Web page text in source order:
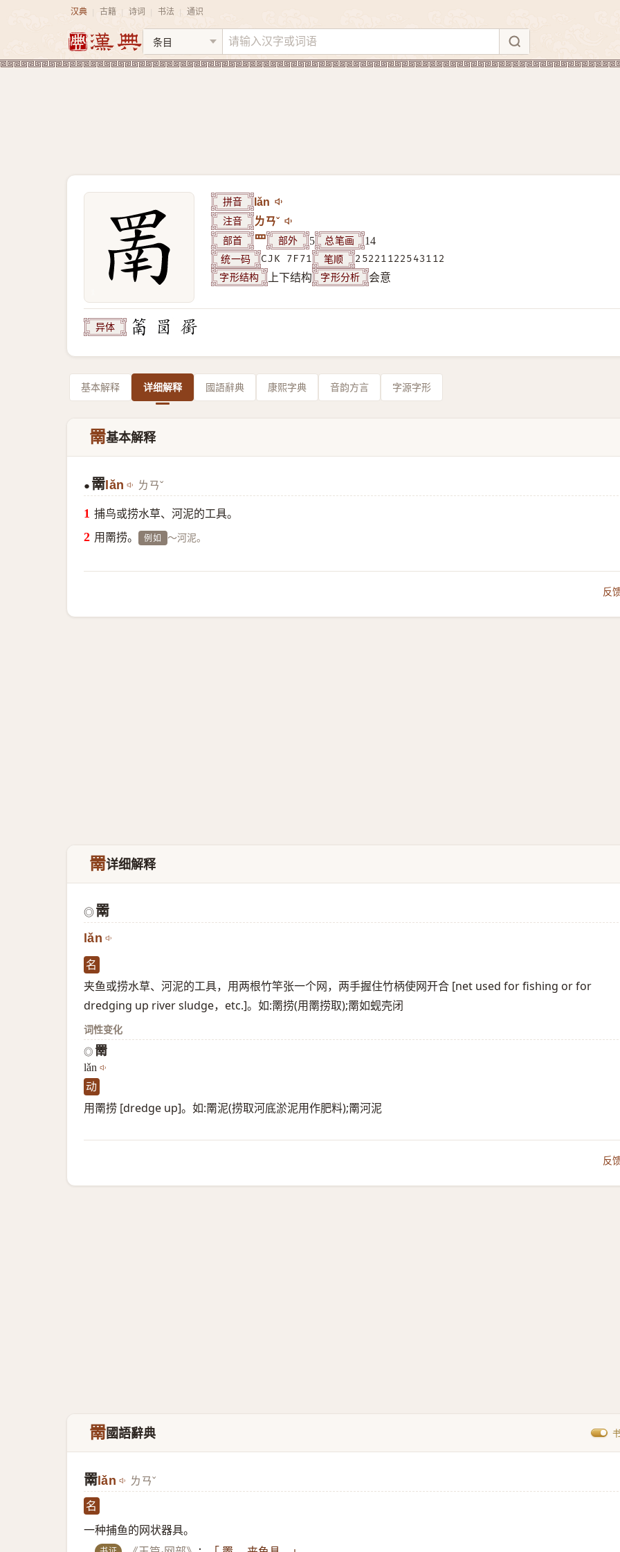
汉典 古籍 诗词 书法 通识
拼音 lǎn
注音 ㄌㄢˇ
部首 罒 部外 5 总笔画 14
统一码 CJK 7F71 笔顺 25221122543112
字形结构 上下结构 字形分析 会意
异体
基本解释 详细解释 國語辭典 康熙字典 音韵方言 字源字形
罱基本解释
● 罱 lǎn ㄌㄢˇ
捕鸟或捞水草、河泥的工具。
用罱捞。 例如 ～河泥。
反
罱详细解释
◎罱
lǎn
名
夹鱼或捞水草、河泥的工具，用两根竹竿张一个网，两手握住竹柄使网开合 [net used for fishing or for
dredging up river sludge，etc.]。如:罱捞(用罱捞取);罱如蚬壳闭
词性变化
◎ 罱
lǎn
动
用罱捞 [dredge up]。如:罱泥(捞取河底淤泥用作肥料);罱河泥
反
罱國語辭典
罱 lǎn ㄌㄢˇ
名
一种捕鱼的网状器具。